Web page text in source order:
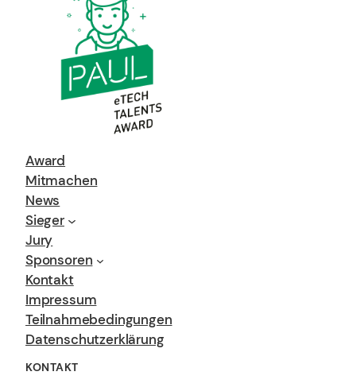
Award
Mitmachen
News
Sieger
Jury
Sponsoren
Kontakt
Impressum
Teilnahmebedingungen
Datenschutzerklärung
KONTAKT